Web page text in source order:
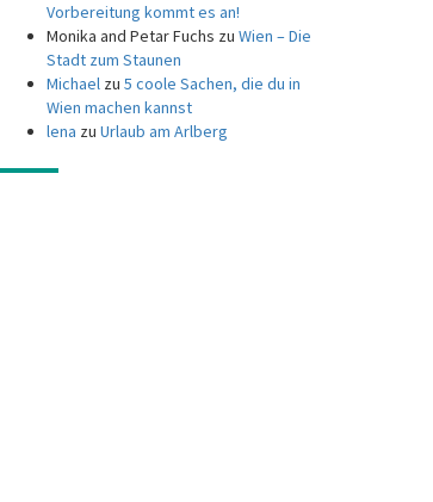
Vorbereitung kommt es an!
Monika and Petar Fuchs zu Wien – Die
Stadt zum Staunen
Michaelzu 5 coole Sachen, die du in
Wien machen kannst
lena zu Urlaub am Arlberg